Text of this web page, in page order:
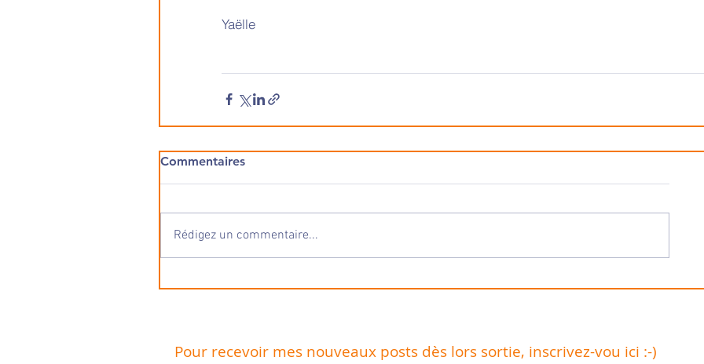
Yaëlle
Commentaires
Rédigez un commentaire...
Pour recevoir mes nouveaux posts dès lors sortie, inscrivez-vou ici :-)